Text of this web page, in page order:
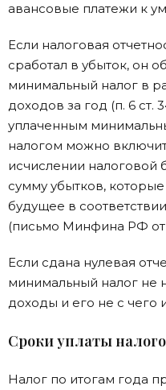
авансовые платежи к
Если налоговая
сработал в убыток, он
минимальный налог в
доходов за год (п. 6
уплаченным
налогом можно
исчислении налоговой
сумму убытков,
будущее в
(письмо Минфина РФ от
Если сдана нулевая
минимальный налог не
доходы и его не с чего
Сроки уплаты
Налог по итогам года